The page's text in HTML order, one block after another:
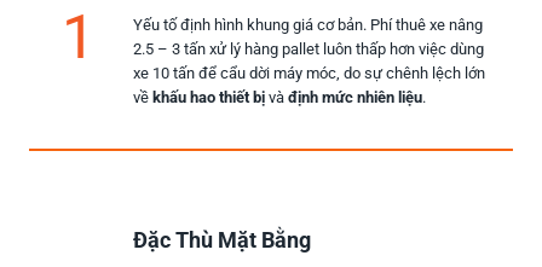
1
Yếu tố định hình khung giá cơ bản. Phí thuê xe nâng
2.5 – 3 tấn xử lý hàng pallet luôn thấp hơn việc dùng
xe 10 tấn để cẩu dời máy móc, do sự chênh lệch lớn
về khấu hao thiết bị và định mức nhiên liệu.
Đặc Thù Mặt Bằng